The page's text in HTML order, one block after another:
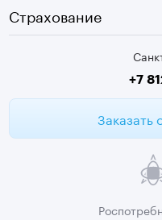
г. Колпино
Медицинские анализы
+7
Заказать
Страхование